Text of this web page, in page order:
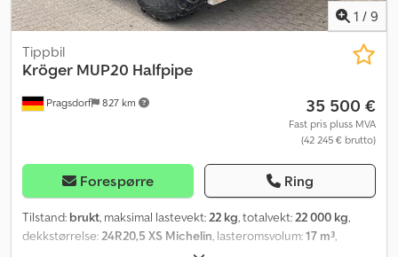
1 / 9
Pragsdorf 827 km
Tippbil
Kröger MUP20 Halfpipe
35 500 €
Fast pris pluss MVA
(42 245 € brutto)
Forespørre Ring
Tilstand: brukt, maksimal lastevekt:22 kg, totalvekt:22 000 kg,
dekkstørrelse:24R20,5 XS Michelin, lasteromsvolum:17 m³,